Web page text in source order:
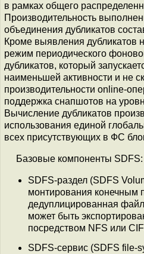
в рамках общего
Производительность
объединения дубликатов
Кроме выявления дубликатов
режим периодического
дубликатов, который
наименьшей активности и не
производительности online-
поддержка снапшотов на
Вычисление дубликатов
использования единой
всех присутствующих в ФС
Базовые компоненты SDFS:
SDFS-раздел (SDFS
монтирования конечным
дедуплицированная
может быть
посредством NFS или
SDFS-сервис (SDFS file-